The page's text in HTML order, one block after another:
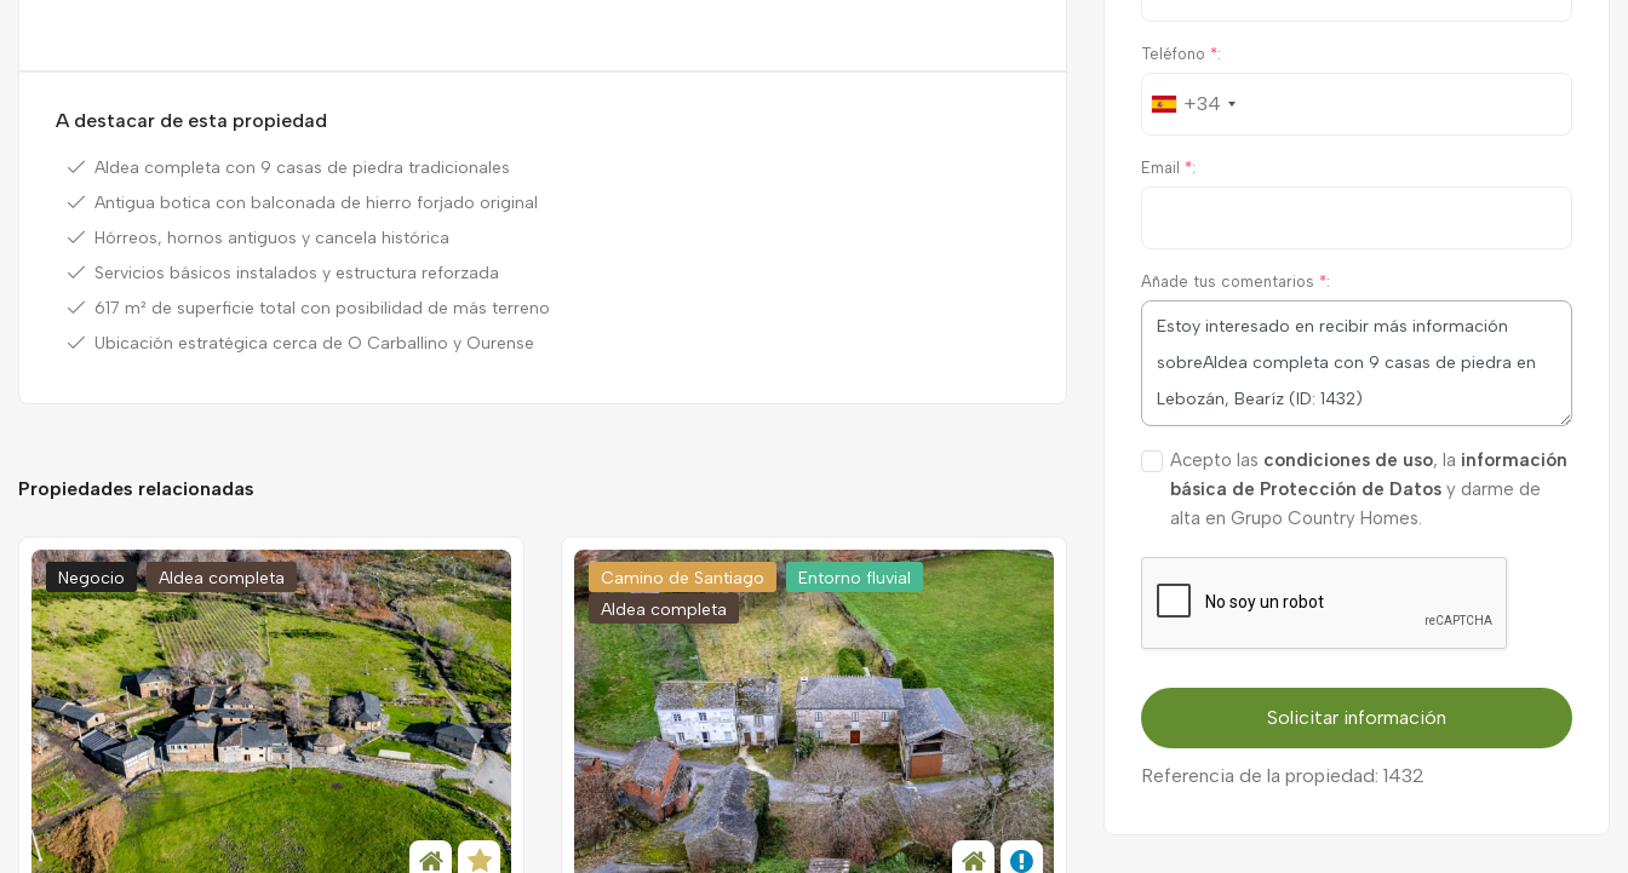
A destacar de esta propiedad
Aldea completa con 9 casas de piedra tradicionales
Antigua botica con balconada de hierro forjado original
Hórreos, hornos antiguos y cancela histórica
Servicios básicos instalados y estructura reforzada
617 m² de superficie total con posibilidad de más terreno
Ubicación estratégica cerca de O Carballino y Ourense
Propiedades relacionadas
Negocio Aldea completa Camino de Santiago
Entorno fluvial
Aldea completa
Teléfono *:
+34
Email *:
Añade tus comentarios *:
Acepto las condiciones de uso, la información
básica de Protección de Datos y darme de
alta en Grupo Country Homes.
Solicitar información
Referencia de la propiedad: 1432